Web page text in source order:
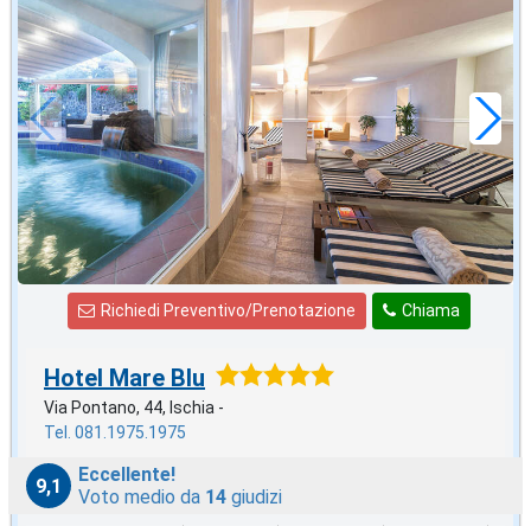
in offerta da
€83,00
a notte
Chiama
Richiedi Preventivo/Prenotazione
Hotel Mare Blu
Via Pontano, 44, Ischia -
Tel. 081.1975.1975
9,1
Eccellente!
Voto medio da 14 giudizi